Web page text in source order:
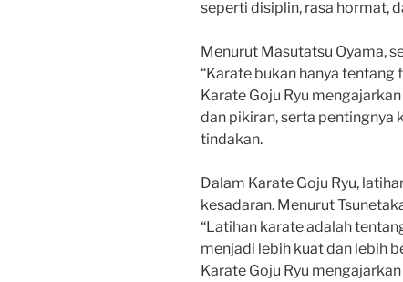
seperti disiplin, rasa hormat,
Menurut Masutatsu Oyama,
“Karate bukan hanya
Karate Goju Ryu
dan pikiran, serta pentingnya
tindakan.
Dalam Karate Goju Ryu,
kesadaran. Menurut
“Latihan karate adalah
menjadi lebih kuat dan lebih
Karate Goju Ryu